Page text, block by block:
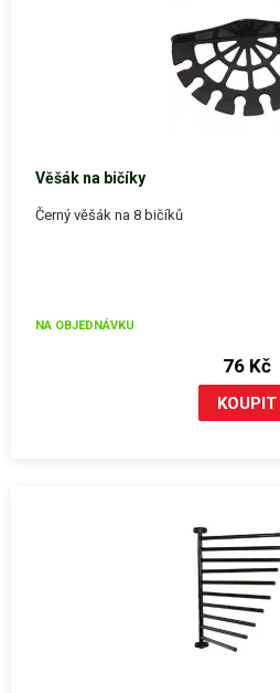
Věšák na bičíky
Černý věšák na 8 bičíků
NA OBJEDNÁVKU
76 Kč